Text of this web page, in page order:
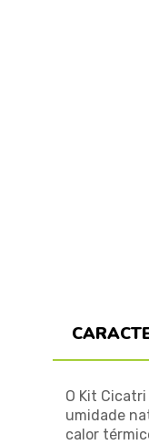
O Kit
umidade
calor